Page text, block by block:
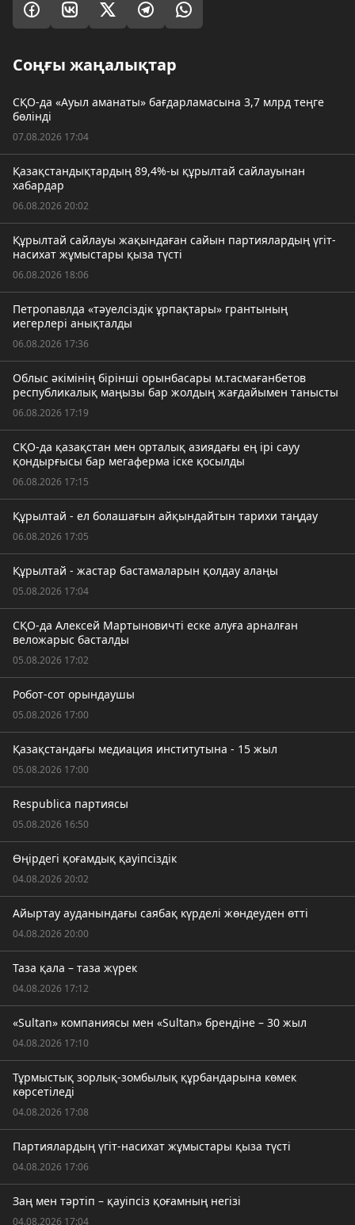
Соңғы жаңалықтар
СҚО-да «Ауыл аманаты» бағдарламасына 3,7 млрд теңге
бөлінді
07.08.2026 17:04
Қазақстандықтардың 89,4%-ы құрылтай сайлауынан
хабардар
06.08.2026 20:02
Құрылтай сайлауы жақындаған сайын партиялардың үгіт-
насихат жұмыстары қыза түсті
06.08.2026 18:06
Петропавлда «тәуелсіздік ұрпақтары» грантының
иегерлері анықталды
06.08.2026 17:36
Облыс әкімінің бірінші орынбасары м.тасмағанбетов
республикалық маңызы бар жолдың жағдайымен танысты
06.08.2026 17:19
СҚО-да қазақстан мен орталық азиядағы ең ірі сауу
қондырғысы бар мегаферма іске қосылды
06.08.2026 17:15
Құрылтай - ел болашағын айқындайтын тарихи таңдау
06.08.2026 17:05
Құрылтай - жастар бастамаларын қолдау алаңы
05.08.2026 17:04
СҚО-да Алексей Мартыновичті еске алуға арналған
веложарыс басталды
05.08.2026 17:02
Робот-сот орындаушы
05.08.2026 17:00
Қазақстандағы медиация институтына - 15 жыл
05.08.2026 17:00
Respublica партиясы
05.08.2026 16:50
Өңірдегі қоғамдық қауіпсіздік
04.08.2026 20:02
Айыртау ауданындағы саябақ күрделі жөндеуден өтті
04.08.2026 20:00
Таза қала – таза жүрек
04.08.2026 17:12
«Sultan» компаниясы мен «Sultan» брендіне – 30 жыл
04.08.2026 17:10
Тұрмыстық зорлық-зомбылық құрбандарына көмек
көрсетіледі
04.08.2026 17:08
Партиялардың үгіт-насихат жұмыстары қыза түсті
04.08.2026 17:06
Заң мен тәртіп – қауіпсіз қоғамның негізі
04.08.2026 17:04